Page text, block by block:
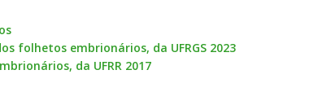
folhetos embrionários, da UFRGS 2023
da UFRR 2017